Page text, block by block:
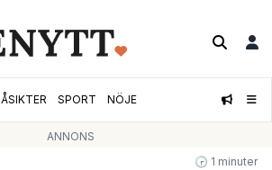
ÅSIKTER SPORT NÖJE
ANNONS
🕝 1 minuter